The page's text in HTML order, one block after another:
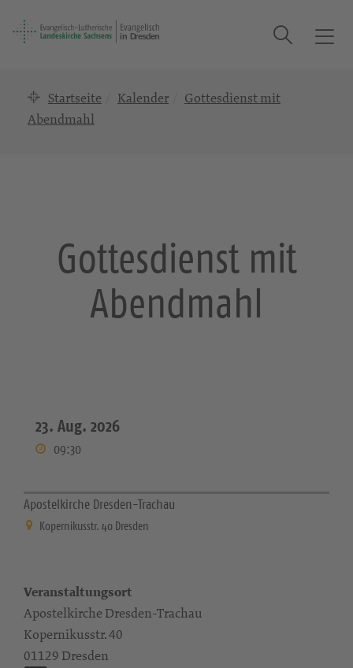
T
Suche
Startseite Kalender
Gottesdienst mit
Abendmahl
Gottesdienst mit
Abendmahl
23. Aug. 2026
09:30
Apostelkirche Dresden-Trachau
Kopernikusstr. 40 Dresden
Veranstaltungsort
Apostelkirche Dresden-Trachau
Kopernikusstr. 40
01129 Dresden